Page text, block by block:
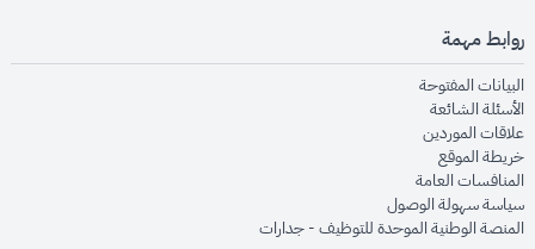
روابط مهمة
البيانات المفتوحةopens in new window
الأسئلة الشائعةopens in new window
علاقات الموردينopens in new window
خريطة الموقعopens in new window
المنافسات العامةopens in new window
سياسة سهولة الوصولopens in new window
المنصة الوطنية الموحدة للتوظيف - جداراتopens in new window